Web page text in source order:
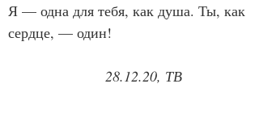
Я — одна для тебя, как душа. Ты, как
сердце, — один!
28.12.20, ТВ